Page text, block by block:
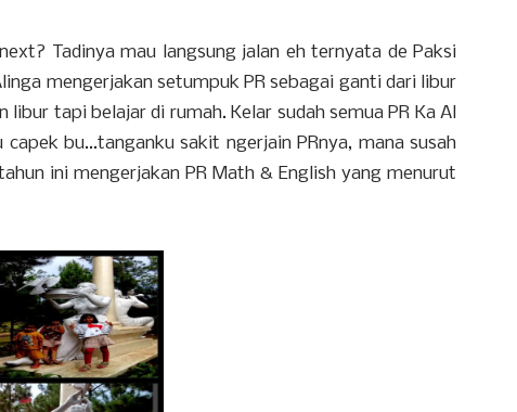
Tadinya mau langsung jalan eh ternyata de Paksi
mengerjakan setumpuk PR sebagai ganti dari libur
tapi belajar di rumah. Kelar sudah semua PR Ka Al
bu...tanganku sakit ngerjain PRnya, mana susah
ini mengerjakan PR Math & English yang menurut